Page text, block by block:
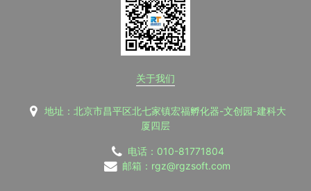
关于我们
地址：北京市昌平区北七家镇宏福孵化器-文创园-建科大
厦四层
电话：010-81771804
邮箱：rgz@rgzsoft.com